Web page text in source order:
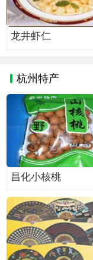
龙井虾仁
杭州特产
昌化小核桃